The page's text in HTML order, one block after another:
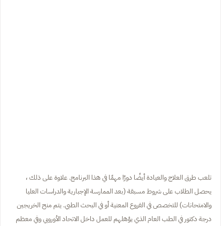
تلعب طرق العلاج والعيادة أيضًا دورًا مهمًا في هذا البرنامج. علاوة على ذلك ،
يحصل الطلاب على شروط مسبقة (بعد الممارسة الإجبارية والدراسات العليا
والامتحانات) للتخصص في الفروع المعنية أو في البحث الطبي. يتم منح الخريجين
درجة دكتور في الطب العام الذي يؤهلهم للعمل داخل الاتحاد الأوروبي وفي معظم